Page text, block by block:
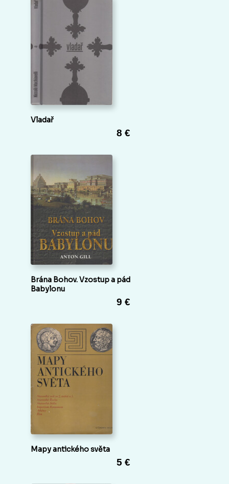
Vladař
8 €
Brána Bohov. Vzostup a pád
Babylonu
9 €
Mapy antického světa
5 €